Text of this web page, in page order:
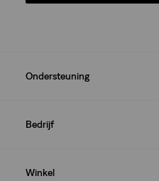
Ondersteuning
Bedrijf
Winkel